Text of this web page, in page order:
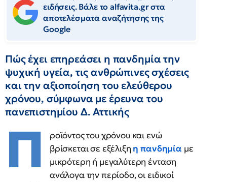
ειδήσεις. Βάλε το alfavita.gr στα
αποτελέσματα αναζήτησης της
Google
Πώς έχει επηρεάσει η πανδημία την
ψυχική υγεία, τις ανθρώπινες σχέσεις
και την αξιοποίηση του ελεύθερου
χρόνου, σύμφωνα με έρευνα του
πανεπιστημίου Δ. Αττικής
Π
ροϊόντος του χρόνου και ενώ
βρίσκεται σε εξέλιξη η πανδημία με
μικρότερη ή μεγαλύτερη ένταση
ανάλογα την περίοδο, οι ειδικοί